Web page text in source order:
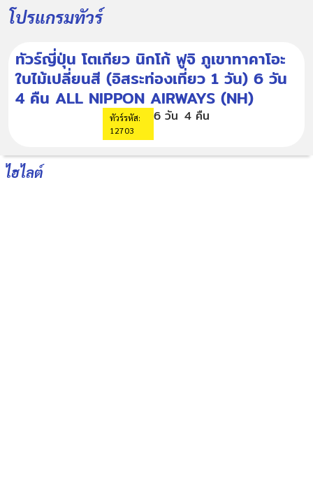
โปรแกรมทัวร์
ทัวร์ญี่ปุ่น โตเกียว นิกโก้ ฟูจิ ภูเขาทาคาโอะ
ใบไม้เปลี่ยนสี (อิสระท่องเที่ยว 1 วัน) 6 วัน
4 คืน ALL NIPPON AIRWAYS (NH)
ทัวร์รหัส:
12703
6 วัน 4 คืน
ไฮไลต์